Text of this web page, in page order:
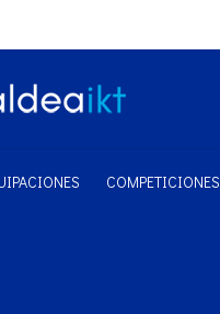
COMPETICIONES